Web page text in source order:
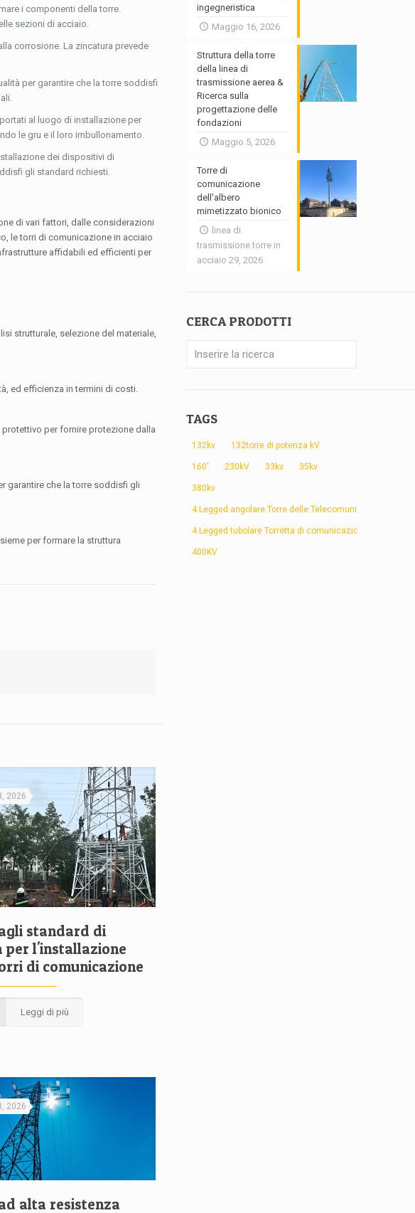
i componenti della torre.
sezioni di acciaio.
corrosione. La zincatura prevede
per garantire che la torre soddisfi
al luogo di installazione per
le gru e il loro imbullonamento.
dei dispositivi di
gli standard richiesti.
di vari fattori, dalle considerazioni
le torri di comunicazione in acciaio
affidabili ed efficienti per
strutturale, selezione del materiale,
ed efficienza in termini di costi.
per fornire protezione dalla
garantire che la torre soddisfi gli
per formare la struttura
2026
standard di
per l'installazione
di comunicazione
Leggi di più
2026
alta resistenza
ingegneristica
Maggio 16, 2026
Struttura della torre
della linea di
trasmissione aerea &
Ricerca sulla
progettazione delle
fondazioni
Maggio 5, 2026
Torre di
comunicazione
dell'albero
mimetizzato bionico
linea di
trasmissione torre in
acciaio 29, 2026
CERCA PRODOTTI
TAGS
132kv 132torre di potenza kV
160' 230kV 33kv 35kv
380kv
4 Legged angolare Torre delle Telecomunicazioni
4 Legged tubolare Torretta di comunicazione
400KV